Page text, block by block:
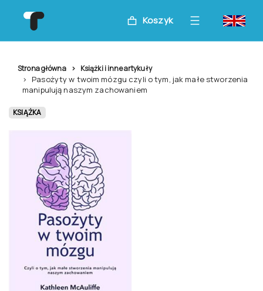
Koszyk
Strona główna Książki i inne artykuły
Pasożyty w twoim mózgu czyli o tym, jak małe stworzenia
manipulują naszym zachowaniem
KSIĄŻKA